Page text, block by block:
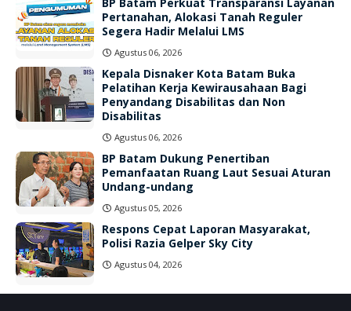
Pertanahan, Alokasi Tanah Reguler
Segera Hadir Melalui LMS
Agustus 06, 2026
Kepala Disnaker Kota Batam Buka
Pelatihan Kerja Kewirausahaan Bagi
Penyandang Disabilitas dan Non
Disabilitas
Agustus 06, 2026
BP Batam Dukung Penertiban
Pemanfaatan Ruang Laut Sesuai Aturan
Undang-undang
Agustus 05, 2026
Respons Cepat Laporan Masyarakat,
Polisi Razia Gelper Sky City
Agustus 04, 2026